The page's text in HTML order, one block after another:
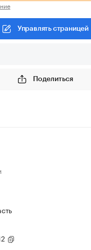
Управлять страницей
Поделиться